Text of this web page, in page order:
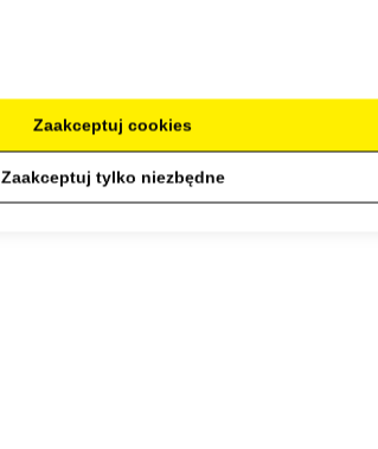
Zaakceptuj cookies
Zaakceptuj tylko niezbędne